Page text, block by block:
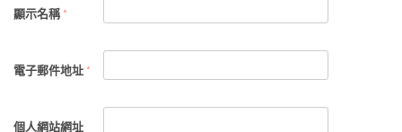
顯示名稱 *
電子郵件地址 *
個人網站網址